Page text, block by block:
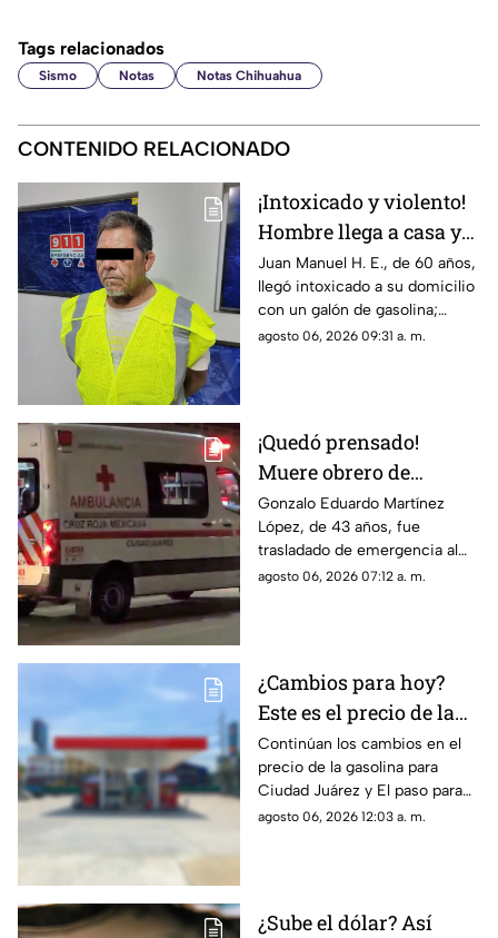
Tags relacionados
Sismo Notas Notas Chihuahua
CONTENIDO RELACIONADO
¡Intoxicado y violento!
Hombre llega a casa y
rocía a su hija y esposa
con gasolina para
intentar matarlas
Juan Manuel H. E., de 60 años,
llegó intoxicado a su domicilio
con un galón de gasolina;
agentes de la DEVIFG lo
agosto 06, 2026 09:31 a. m.
¡Quedó prensado!
Muere obrero de
maquiladora tras
caerle maquinaria
pesada en Ciudad
Juárez
Gonzalo Eduardo Martínez
López, de 43 años, fue
trasladado de emergencia al
Hospital 66 del IMSS tras
agosto 06, 2026 07:12 a. m.
¿Cambios para hoy?
Este es el precio de la
gasolina para Ciudad
Juárez y El Paso
Continúan los cambios en el
precio de la gasolina para
Ciudad Juárez y El paso para
hoy, 6 de agosto
agosto 06, 2026 12:03 a. m.
¿Sube el dólar? Así